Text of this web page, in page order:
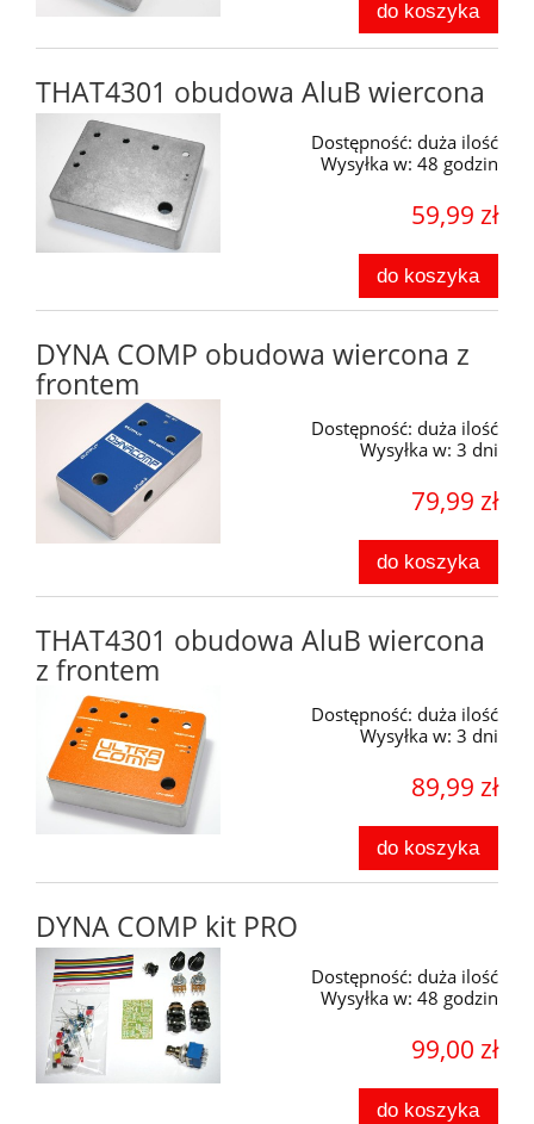
do koszyka
THAT4301 obudowa AluB wiercona
Dostępność: duża ilość
Wysyłka w: 48 godzin
59,99 zł
do koszyka
DYNA COMP obudowa wiercona z
frontem
Dostępność: duża ilość
Wysyłka w: 3 dni
79,99 zł
do koszyka
THAT4301 obudowa AluB wiercona
z frontem
Dostępność: duża ilość
Wysyłka w: 3 dni
89,99 zł
do koszyka
DYNA COMP kit PRO
Dostępność: duża ilość
Wysyłka w: 48 godzin
99,00 zł
do koszyka